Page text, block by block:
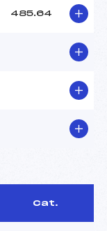
485.64
Cat.